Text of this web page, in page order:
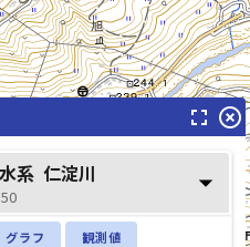
fullscreen highlight_off
系 仁淀川 arrow_drop_down
グラフ 観測値